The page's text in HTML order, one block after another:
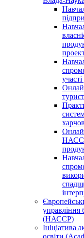
НАССР
управління
(НАССР)
Ініціатива
освіти